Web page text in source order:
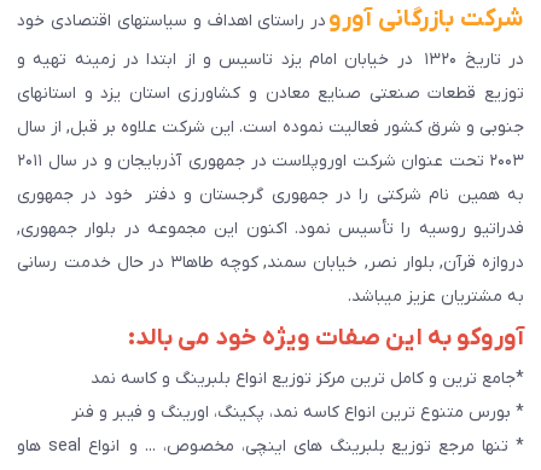
شرکت بازرگانی آورو در راستای اهداف و سیاستهای اقتصادی خود
در تاریخ ۱۳۲۰ در خیابان امام یزد تاسیس و از ابتدا در زمینه تهیه و
توزیع قطعات صنعتی صنایع معادن و کشاورزی استان یزد و استانهای
جنوبی و شرق کشور فعالیت نموده است. این شرکت علاوه بر قبل, از سال
۲۰۰۳ تحت عنوان شرکت اوروپلاست در جمهوری آذربایجان و در سال ۲۰۱۱
به همین نام شرکتی را در جمهوری گرجستان و دفتر خود در جمهوری
فدراتیو روسیه را تأسیس نمود. اکنون این مجموعه در بلوار جمهوری,
دروازه قرآن, بلوار نصر, خیابان سمند, کوچه طاها۳ در حال خدمت رسانی
به مشتریان عزیز میباشد.
آوروکو به این صفات ویژه خود می بالد:
*جامع ترین و کامل ترین مرکز توزیع انواع بلبرینگ و کاسه نمد
* بورس متنوع ترین انواع کاسه نمد، پکینگ، اورینگ و فیبر و فنر
* تنها مرجع توزیع بلبرینگ های اینچی، مخصوص، ... و انواع seal هاو